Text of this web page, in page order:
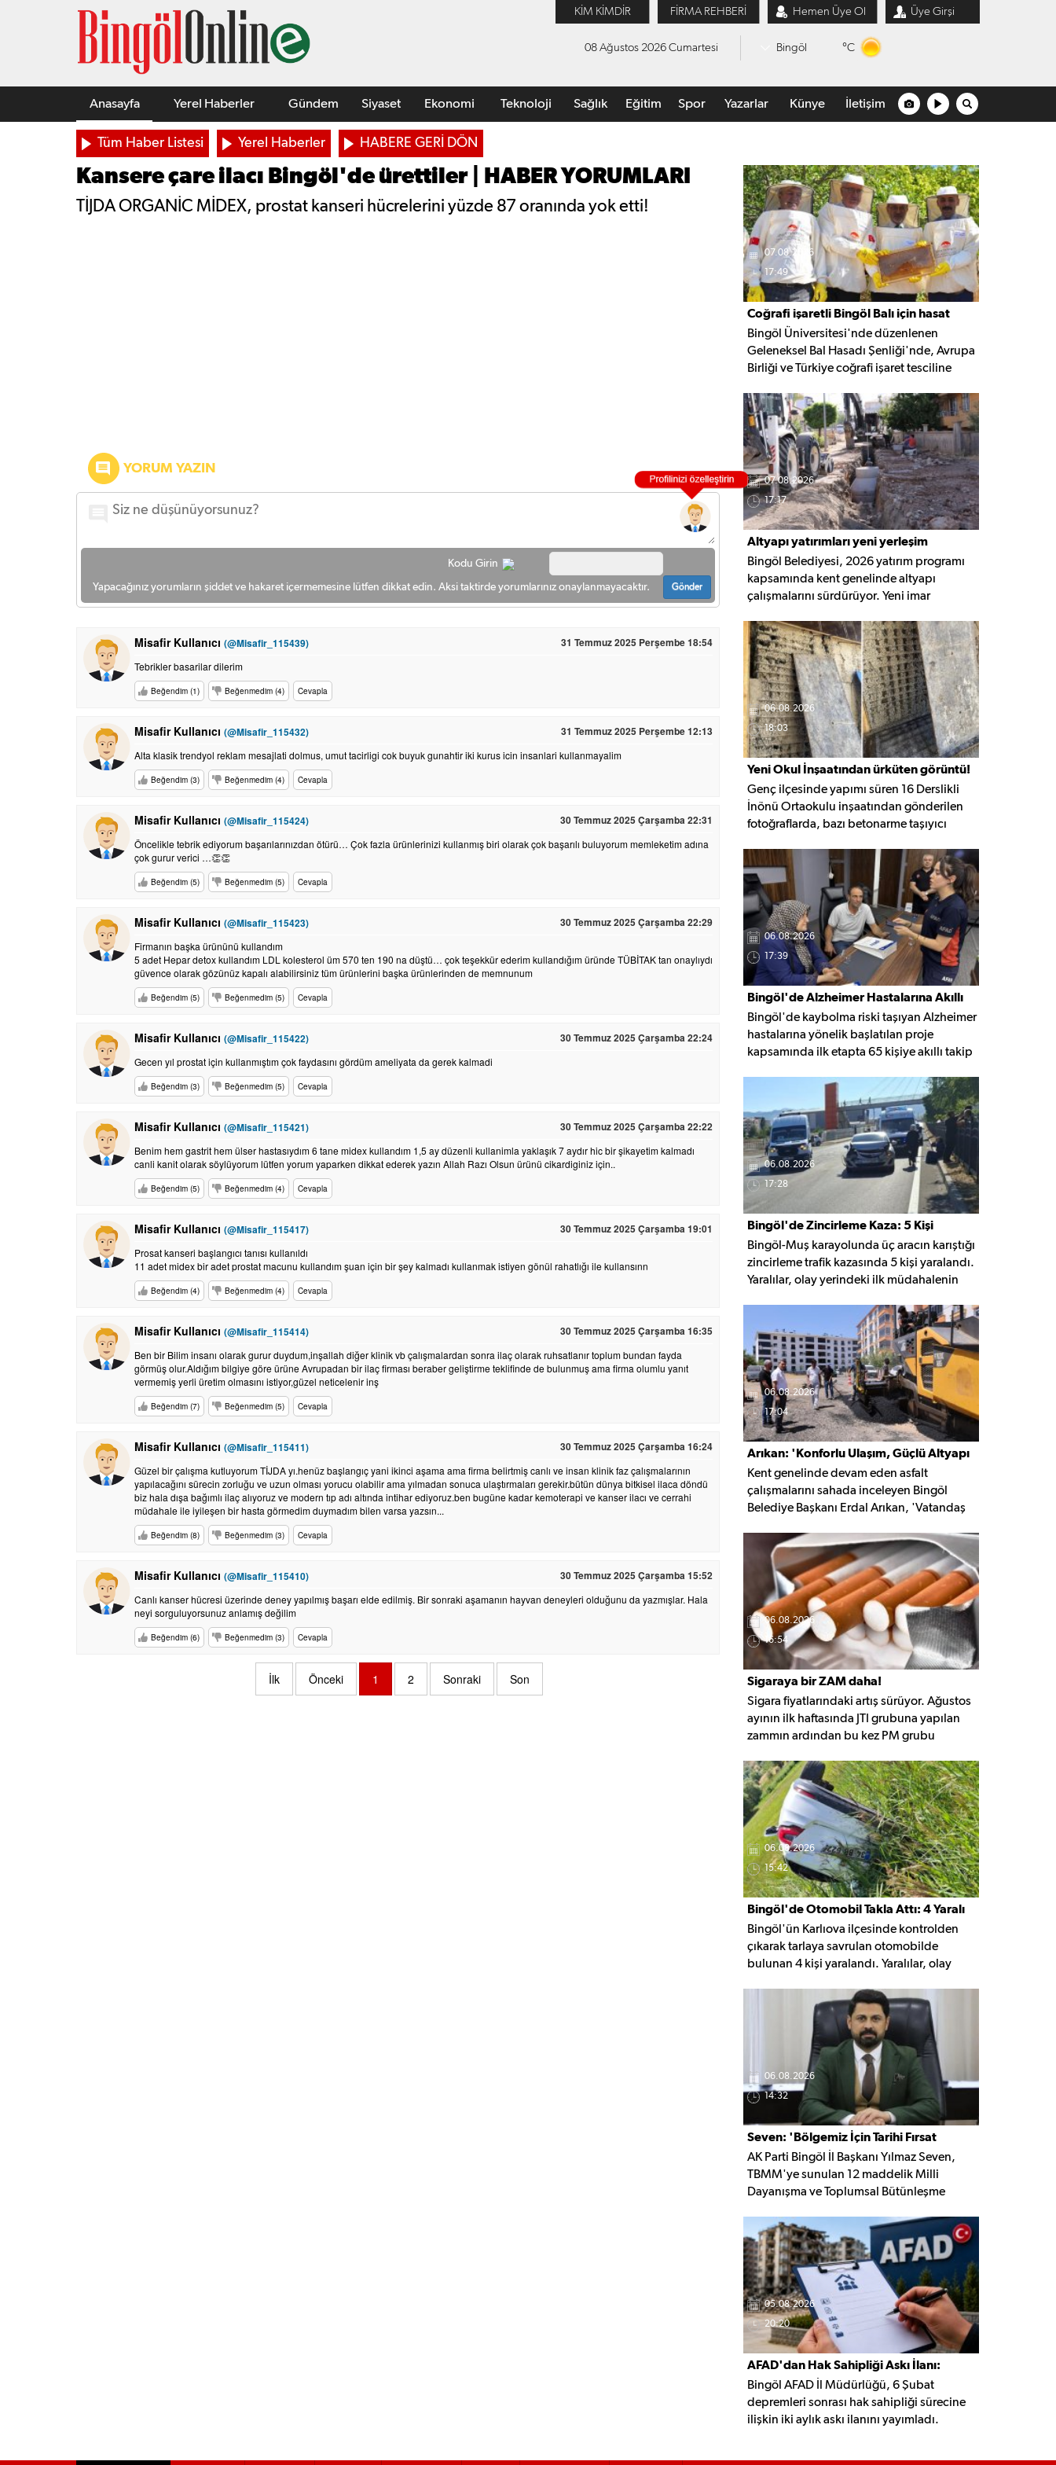
KİM KİMDİR FİRMA REHBERİ Hemen Üye Ol Üye Girşi
08 Ağustos 2026 Cumartesi Bingöl °C
Anasayfa Yerel Haberler Gündem Siyaset Ekonomi Teknoloji Sağlık Eğitim Spor Yazarlar Künye İletişim
Tüm Haber Listesi Yerel Haberler HABERE GERİ DÖN
Kansere çare ilacı Bingöl'de ürettiler | HABER YORUMLARI
TİJDA ORGANİC MİDEX, prostat kanseri hücrelerini yüzde 87 oranında yok etti!
YORUM YAZIN
Kodu Girin
Yapacağınız yorumların şiddet ve hakaret içermemesine lütfen dikkat edin. Aksi taktirde yorumlarınız onaylanmayacaktır. Gönder
Misafir Kullanıcı (@Misafir_115439) 31 Temmuz 2025 Perşembe 18:54
Tebrikler basarilar dilerim
Beğendim (1) Beğenmedim (4) Cevapla
Misafir Kullanıcı (@Misafir_115432) 31 Temmuz 2025 Perşembe 12:13
Alta klasik trendyol reklam mesajlati dolmus, umut tacirligi cok buyuk gunahtir iki kurus icin insanlari kullanmayalim
Beğendim (3) Beğenmedim (4) Cevapla
Misafir Kullanıcı (@Misafir_115424) 30 Temmuz 2025 Çarşamba 22:31
Öncelikle tebrik ediyorum başarılarınızdan ötürü… Çok fazla ürünlerinizi kullanmış biri olarak çok başarılı buluyorum memleketim adına
çok gurur verici …👏👏
Beğendim (5) Beğenmedim (5) Cevapla
Misafir Kullanıcı (@Misafir_115423) 30 Temmuz 2025 Çarşamba 22:29
Firmanın başka ürününü kullandım
5 adet Hepar detox kullandım LDL kolesterol üm 570 ten 190 na düştü… çok teşekkür ederim kullandığım üründe TÜBİTAK tan onaylıydı
güvence olarak gözünüz kapalı alabilirsiniz tüm ürünlerini başka ürünlerinden de memnunum
Beğendim (5) Beğenmedim (5) Cevapla
Misafir Kullanıcı (@Misafir_115422) 30 Temmuz 2025 Çarşamba 22:24
Gecen yıl prostat için kullanmıştım çok faydasını gördüm ameliyata da gerek kalmadi
Beğendim (3) Beğenmedim (5) Cevapla
Misafir Kullanıcı (@Misafir_115421) 30 Temmuz 2025 Çarşamba 22:22
Benim hem gastrit hem ülser hastasıydım 6 tane midex kullandım 1,5 ay düzenli kullanimla yaklaşık 7 aydır hic bir şikayetim kalmadı
canli kanit olarak söylüyorum lütfen yorum yaparken dikkat ederek yazın Allah Razı Olsun ürünü cikardiginiz için..
Beğendim (5) Beğenmedim (4) Cevapla
Misafir Kullanıcı (@Misafir_115417) 30 Temmuz 2025 Çarşamba 19:01
Prosat kanseri başlangıcı tanısı kullanıldı
11 adet midex bir adet prostat macunu kullandım şuan için bir şey kalmadı kullanmak istiyen gönül rahatlığı ile kullansınn
Beğendim (4) Beğenmedim (4) Cevapla
Misafir Kullanıcı (@Misafir_115414) 30 Temmuz 2025 Çarşamba 16:35
Ben bir Bilim insanı olarak gurur duydum,inşallah diğer klinik vb çalışmalardan sonra ilaç olarak ruhsatlanır toplum bundan fayda
görmüş olur.Aldığım bilgiye göre ürüne Avrupadan bir ilaç firması beraber geliştirme teklifinde de bulunmuş ama firma olumlu yanıt
vermemiş yerli üretim olmasını istiyor,güzel neticelenir inş
Beğendim (7) Beğenmedim (5) Cevapla
Misafir Kullanıcı (@Misafir_115411) 30 Temmuz 2025 Çarşamba 16:24
Güzel bir çalışma kutluyorum TİJDA yı.henüz başlangıç yani ikinci aşama ama firma belirtmiş canlı ve insan klinik faz çalışmalarının
yapılacağını sürecin zorluğu ve uzun olması yorucu olabilir ama yılmadan sonuca ulaştırmaları gerekir.bütün dünya bitkisel ilaca döndü
biz hala dışa bağımlı ilaç alıyoruz ve modern tıp adı altında intihar ediyoruz.ben bugüne kadar kemoterapi ve kanser ilacı ve cerrahi
müdahale ile iyileşen bir hasta görmedim duymadım bilen varsa yazsın...
Beğendim (8) Beğenmedim (3) Cevapla
Misafir Kullanıcı (@Misafir_115410) 30 Temmuz 2025 Çarşamba 15:52
Canlı kanser hücresi üzerinde deney yapılmış başarı elde edilmiş. Bir sonraki aşamanın hayvan deneyleri olduğunu da yazmışlar. Hala
neyi sorguluyorsunuz anlamış değilim
Beğendim (6) Beğenmedim (3) Cevapla
İlk Önceki 1 2 Sonraki Son
07.08.2026
17:49
Coğrafi işaretli Bingöl Balı için hasat
şenliği düzenlendi
Bingöl Üniversitesi'nde düzenlenen
Geleneksel Bal Hasadı Şenliği'nde, Avrupa
Birliği ve Türkiye coğrafi işaret tesciline
gerçekleştirildi. Programa YÖKAK Başkanı
Prof. Dr. Ümit Kocabıçak ile çok sayıda
kurum temsilcisi katıldı.
07.08.2026
17:17
Altyapı yatırımları yeni yerleşim
alanlarına taşınıyor
Bingöl Belediyesi, 2026 yatırım programı
kapsamında kent genelinde altyapı
çalışmalarını sürdürüyor. Yeni imar
içme suyu hatları güçlendirilirken, altyapısı
tamamlanan bölgelerde üstyapı
düzenlemeleri de eş zamanlı yürütülüyor.
06.08.2026
18:03
Yeni Okul İnşaatından ürküten görüntü!
Genç ilçesinde yapımı süren 16 Derslikli
İnönü Ortaokulu inşaatından gönderilen
fotoğraflarda, bazı betonarme taşıyıcı
donatı demirleri görülüyor. Görüntüler,
yapı kalitesine ilişkin soru işaretleri
oluştururken, yetkili kurumların teknik
inceleme yapması çağrısı yapıldı.
06.08.2026
17:39
Bingöl'de Alzheimer Hastalarına Akıllı
Takip Desteği
Bingöl'de kaybolma riski taşıyan Alzheimer
hastalarına yönelik başlatılan proje
kapsamında ilk etapta 65 kişiye akıllı takip
anlık konum takibi yapılabilecek cihazların,
olası kayıp vakalarında hastalara daha kısa
sürede ulaşılmasını sağlaması hedefleniyor.
06.08.2026
17:28
Bingöl'de Zincirleme Kaza: 5 Kişi
Yaralandı
Bingöl-Muş karayolunda üç aracın karıştığı
zincirleme trafik kazasında 5 kişi yaralandı.
Yaralılar, olay yerindeki ilk müdahalenin
06.08.2026
17:04
Arıkan: 'Konforlu Ulaşım, Güçlü Altyapı
İçin Çalışıyoruz'
Kent genelinde devam eden asfalt
çalışmalarını sahada inceleyen Bingöl
Belediye Başkanı Erdal Arıkan, 'Vatandaş
hayatına kattığı konforu hatırlar' diyerek,
ulaşım yatırımlarında kalıcı ve güvenli
çözümleri öncelediklerini söyledi. Arıkan,
bu sezon yaklaşık 40 bin ton asfalt serimi
gerçekleştirileceğini belirtti.
06.08.2026
16:54
Sigaraya bir ZAM daha!
Sigara fiyatlarındaki artış sürüyor. Ağustos
ayının ilk haftasında JTI grubuna yapılan
zammın ardından bu kez PM grubu
gruptaki en ucuz sigara 120 TL, en pahalı
sigara ise 140 TL'ye yükseldi.
06.08.2026
15:42
Bingöl'de Otomobil Takla Attı: 4 Yaralı
Bingöl'ün Karlıova ilçesinde kontrolden
çıkarak tarlaya savrulan otomobilde
bulunan 4 kişi yaralandı. Yaralılar, olay
hastaneye kaldırıldı.
06.08.2026
14:32
Seven: 'Bölgemiz İçin Tarihi Fırsat
Pencereleri Açılıyor'
AK Parti Bingöl İl Başkanı Yılmaz Seven,
TBMM'ye sunulan 12 maddelik Milli
Dayanışma ve Toplumsal Bütünleşme
kapısını aralayacağını söyledi. Seven,
'Terörün gölgesinde kaybedilen yılların
ardından bölgemizin üretim, yatırım ve
istihdam potansiyelinin yeniden
canlanacağına inanıyoruz' dedi.
05.08.2026
20:20
AFAD'dan Hak Sahipliği Askı İlanı:
Başvurular Başladı
Bingöl AFAD İl Müdürlüğü, 6 Şubat
depremleri sonrası hak sahipliği sürecine
ilişkin iki aylık askı ilanını yayımladı.